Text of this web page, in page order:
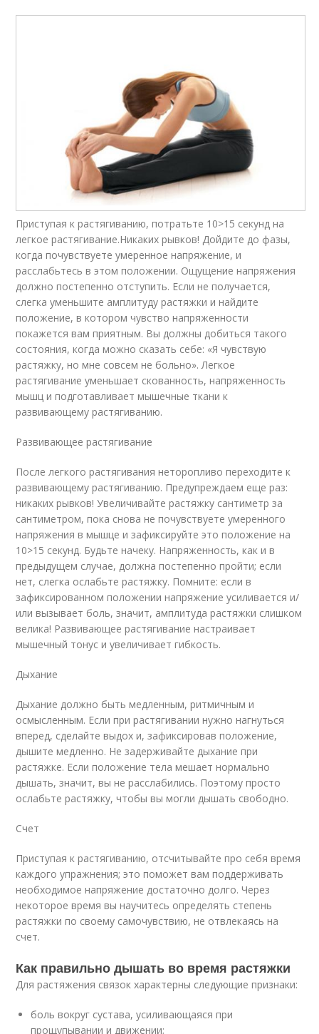
Приступая к растягиванию, потратьте 10>15 секунд на
легкое растягивание.Никаких рывков! Дойдите до фазы,
когда почувствуете умеренное напряжение, и
расслабьтесь в этом положении. Ощущение напряжения
должно постепенно отступить. Если не получается,
слегка уменьшите амплитуду растяжки и найдите
положение, в котором чувство напряженности
покажется вам приятным. Вы должны добиться такого
состояния, когда можно сказать себе: «Я чувствую
растяжку, но мне совсем не больно». Легкое
растягивание уменьшает скованность, напряженность
мышц и подготавливает мышечные ткани к
развивающему растягиванию.
Развивающее растягивание
После легкого растягивания неторопливо переходите к
развивающему растягиванию. Предупреждаем еще раз:
никаких рывков! Увеличивайте растяжку сантиметр за
сантиметром, пока снова не почувствуете умеренного
напряжения в мышце и зафиксируйте это положение на
10>15 секунд. Будьте начеку. Напряженность, как и в
предыдущем случае, должна постепенно пройти; если
нет, слегка ослабьте растяжку. Помните: если в
зафиксированном положении напряжение усиливается и/
или вызывает боль, значит, амплитуда растяжки слишком
велика! Развивающее растягивание настраивает
мышечный тонус и увеличивает гибкость.
Дыхание
Дыхание должно быть медленным, ритмичным и
осмысленным. Если при растягивании нужно нагнуться
вперед, сделайте выдох и, зафиксировав положение,
дышите медленно. Не задерживайте дыхание при
растяжке. Если положение тела мешает нормально
дышать, значит, вы не расслабились. Поэтому просто
ослабьте растяжку, чтобы вы могли дышать свободно.
Счет
Приступая к растягиванию, отсчитывайте про себя время
каждого упражнения; это поможет вам поддерживать
необходимое напряжение достаточно долго. Через
некоторое время вы научитесь определять степень
растяжки по своему самочувствию, не отвлекаясь на
счет.
Как правильно дышать во время растяжки
Для растяжения связок характерны следующие признаки:
боль вокруг сустава, усиливающаяся при
прощупывании и движении;